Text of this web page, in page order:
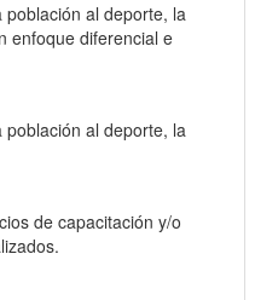
población al deporte, la
enfoque diferencial e
población al deporte, la
de capacitación y/o